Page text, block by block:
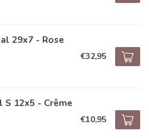
29x7 - Rose
€32,95
S 12x5 - Crême
€10,95